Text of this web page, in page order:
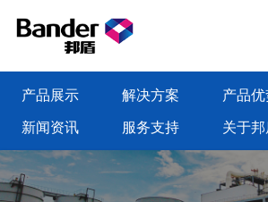
产品展示 解决方案 产品
新闻资讯
服务支持 关于